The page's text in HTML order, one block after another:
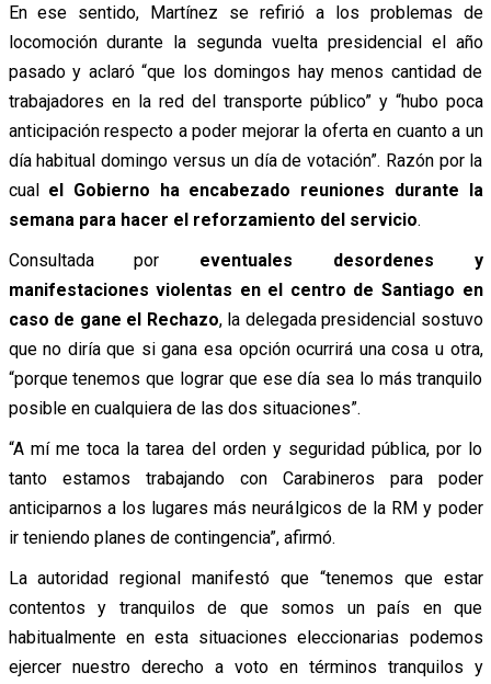
En ese sentido, Martínez se refirió a los problemas de
locomoción durante la segunda vuelta presidencial el año
pasado y aclaró “que los domingos hay menos cantidad de
trabajadores en la red del transporte público” y “hubo poca
anticipación respecto a poder mejorar la oferta en cuanto a un
día habitual domingo versus un día de votación”. Razón por la
cual el Gobierno ha encabezado reuniones durante la
semana para hacer el reforzamiento del servicio.
Consultada por eventuales desordenes y
manifestaciones violentas en el centro de Santiago en
caso de gane el Rechazo, la delegada presidencial sostuvo
que no diría que si gana esa opción ocurrirá una cosa u otra,
“porque tenemos que lograr que ese día sea lo más tranquilo
posible en cualquiera de las dos situaciones”.
“A mí me toca la tarea del orden y seguridad pública, por lo
tanto estamos trabajando con Carabineros para poder
anticiparnos a los lugares más neurálgicos de la RM y poder
ir teniendo planes de contingencia”, afirmó.
La autoridad regional manifestó que “tenemos que estar
contentos y tranquilos de que somos un país en que
habitualmente en esta situaciones eleccionarias podemos
ejercer nuestro derecho a voto en términos tranquilos y